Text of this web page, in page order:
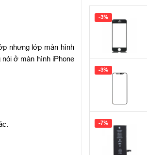
nhưng lớp màn hình
ở màn hình iPhone
-3%
-3%
-7%